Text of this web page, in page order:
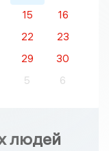
15
16
22
23
29
30
5 6
людей